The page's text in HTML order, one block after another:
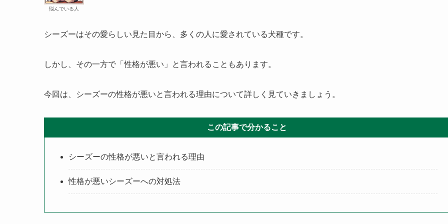
悩んでいる人
シーズーはその愛らしい見た目から、多くの人に愛されている犬種です。
しかし、その一方で「性格が悪い」と言われることもあります。
今回は、シーズーの性格が悪いと言われる理由について詳しく見ていきましょう。
この記事で分かること
シーズーの性格が悪いと言われる理由
性格が悪いシーズーへの対処法